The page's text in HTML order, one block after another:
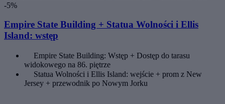
-5%
Empire State Building + Statua Wolności i Ellis
Island: wstęp
Empire State Building: Wstęp + Dostęp do tarasu
widokowego na 86. piętrze
Statua Wolności i Ellis Island: wejście + prom z New
Jersey + przewodnik po Nowym Jorku